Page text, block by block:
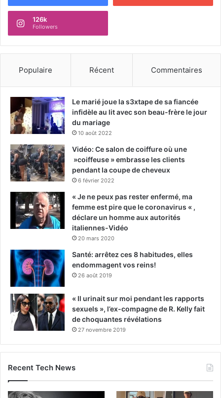
126k
Followers
Populaire Récent Commentaires
Le marié joue la s3xtape de sa fiancée
infidèle au lit avec son beau-frère le jour
du mariage
10 août 2022
Vidéo: Ce salon de coiffure où une
»coiffeuse » embrasse les clients
pendant la coupe de cheveux
6 février 2022
« Je ne peux pas rester enfermé, ma
femme est pire que le coronavirus « ,
déclare un homme aux autorités
italiennes-Vidéo
20 mars 2020
Santé: arrêtez ces 8 habitudes, elles
endommagent vos reins!
26 août 2019
« Il urinait sur moi pendant les rapports
sexuels », l’ex-compagne de R. Kelly fait
de choquantes révélations
27 novembre 2019
Recent Tech News